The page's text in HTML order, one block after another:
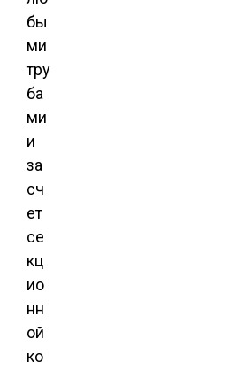
бы
ми
тру
ба
ми
и
за
сч
ет
се
кц
ио
нн
ой
ко